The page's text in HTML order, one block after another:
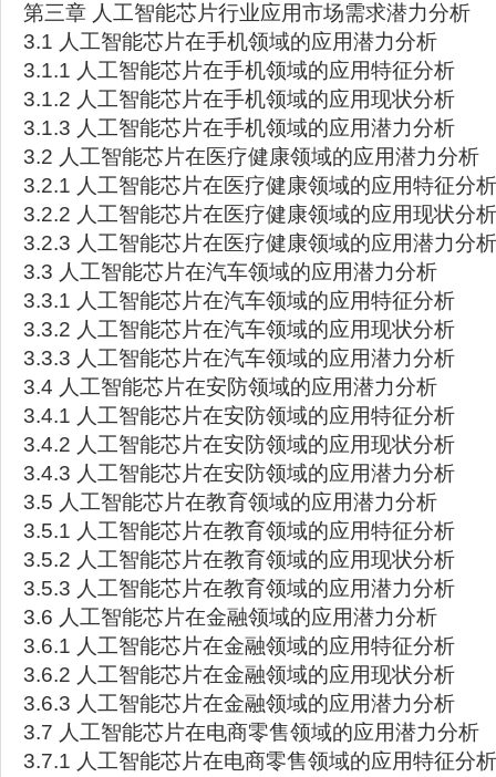
第三章 人工智能芯片行业应用市场需求潜力分析
3.1 人工智能芯片在手机领域的应用潜力分析
3.1.1 人工智能芯片在手机领域的应用特征分析
3.1.2 人工智能芯片在手机领域的应用现状分析
3.1.3 人工智能芯片在手机领域的应用潜力分析
3.2 人工智能芯片在医疗健康领域的应用潜力分析
3.2.1 人工智能芯片在医疗健康领域的应用特征分析
3.2.2 人工智能芯片在医疗健康领域的应用现状分析
3.2.3 人工智能芯片在医疗健康领域的应用潜力分析
3.3 人工智能芯片在汽车领域的应用潜力分析
3.3.1 人工智能芯片在汽车领域的应用特征分析
3.3.2 人工智能芯片在汽车领域的应用现状分析
3.3.3 人工智能芯片在汽车领域的应用潜力分析
3.4 人工智能芯片在安防领域的应用潜力分析
3.4.1 人工智能芯片在安防领域的应用特征分析
3.4.2 人工智能芯片在安防领域的应用现状分析
3.4.3 人工智能芯片在安防领域的应用潜力分析
3.5 人工智能芯片在教育领域的应用潜力分析
3.5.1 人工智能芯片在教育领域的应用特征分析
3.5.2 人工智能芯片在教育领域的应用现状分析
3.5.3 人工智能芯片在教育领域的应用潜力分析
3.6 人工智能芯片在金融领域的应用潜力分析
3.6.1 人工智能芯片在金融领域的应用特征分析
3.6.2 人工智能芯片在金融领域的应用现状分析
3.6.3 人工智能芯片在金融领域的应用潜力分析
3.7 人工智能芯片在电商零售领域的应用潜力分析
3.7.1 人工智能芯片在电商零售领域的应用特征分析